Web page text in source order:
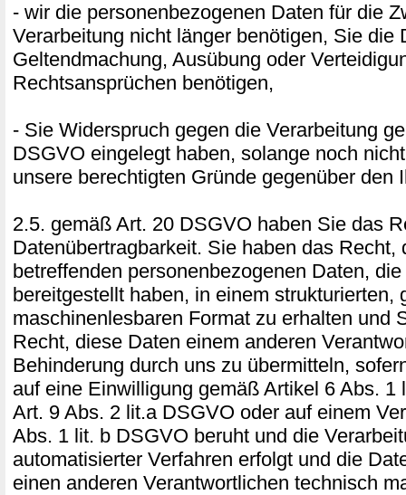
- wir die personenbezogenen Daten für die
Verarbeitung nicht länger benötigen, Sie die
Geltendmachung, Ausübung oder
Rechtsansprüchen benötigen,
- Sie Widerspruch gegen die Verarbeitung
DSGVO eingelegt haben, solange noch
unsere berechtigten Gründe gegenüber den
2.5. gemäß Art. 20 DSGVO haben Sie das
Datenübertragbarkeit. Sie haben das Recht,
betreffenden personenbezogenen Daten,
bereitgestellt haben, in einem strukturierten,
maschinenlesbaren Format zu erhalten und
Recht, diese Daten einem anderen
Behinderung durch uns zu übermitteln,
auf eine Einwilligung gemäß Artikel 6 Abs. 1
Art. 9 Abs. 2 lit.a DSGVO oder auf einem
Abs. 1 lit. b DSGVO beruht und die
automatisierter Verfahren erfolgt und die
einen anderen Verantwortlichen technisch